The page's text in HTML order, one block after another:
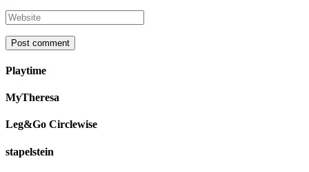
Playtime
MyTheresa
Leg&Go Circlewise
stapelstein